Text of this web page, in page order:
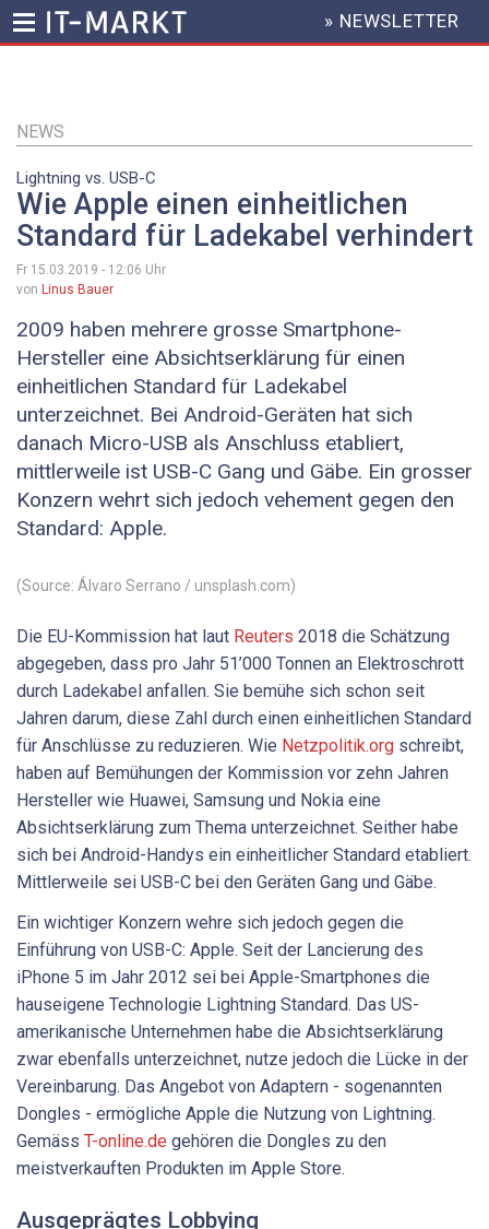
Inhalt
HEADER
MENU
» NEWSLETTER
NEWS
Lightning vs. USB-C
Wie Apple einen einheitlichen
Standard für Ladekabel verhindert
Fr 15.03.2019 - 12:06 Uhr
von Linus Bauer
2009 haben mehrere grosse Smartphone-
Hersteller eine Absichtserklärung für einen
einheitlichen Standard für Ladekabel
unterzeichnet. Bei Android-Geräten hat sich
danach Micro-USB als Anschluss etabliert,
mittlerweile ist USB-C Gang und Gäbe. Ein grosser
Konzern wehrt sich jedoch vehement gegen den
Standard: Apple.
(Source: Álvaro Serrano / unsplash.com)
Die EU-Kommission hat laut Reuters 2018 die Schätzung
abgegeben, dass pro Jahr 51’000 Tonnen an Elektroschrott
durch Ladekabel anfallen. Sie bemühe sich schon seit
Jahren darum, diese Zahl durch einen einheitlichen Standard
für Anschlüsse zu reduzieren. Wie Netzpolitik.org schreibt,
haben auf Bemühungen der Kommission vor zehn Jahren
Hersteller wie Huawei, Samsung und Nokia eine
Absichtserklärung zum Thema unterzeichnet. Seither habe
sich bei Android-Handys ein einheitlicher Standard etabliert.
Mittlerweile sei USB-C bei den Geräten Gang und Gäbe.
Ein wichtiger Konzern wehre sich jedoch gegen die
Einführung von USB-C: Apple. Seit der Lancierung des
iPhone 5 im Jahr 2012 sei bei Apple-Smartphones die
hauseigene Technologie Lightning Standard. Das US-
amerikanische Unternehmen habe die Absichtserklärung
zwar ebenfalls unterzeichnet, nutze jedoch die Lücke in der
Vereinbarung. Das Angebot von Adaptern - sogenannten
Dongles - ermögliche Apple die Nutzung von Lightning.
Gemäss T-online.de gehören die Dongles zu den
meistverkauften Produkten im Apple Store.
Ausgeprägtes Lobbying